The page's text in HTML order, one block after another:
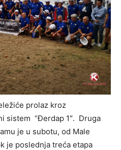
prolaz kroz
sistem “Đerdap 1″. Druga
je u subotu, od Male
je poslednja treća etapa